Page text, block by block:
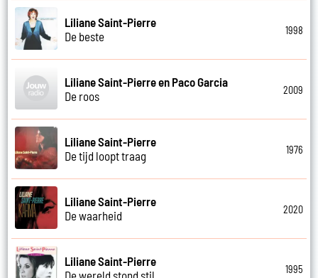
Liliane Saint-Pierre
De beste
1998
Liliane Saint-Pierre en Paco Garcia
De roos
2009
Liliane Saint-Pierre
De tijd loopt traag
1976
Liliane Saint-Pierre
De waarheid
2020
Liliane Saint-Pierre
1995